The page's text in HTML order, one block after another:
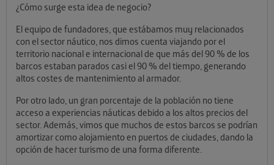
¿Cómo surge esta idea de negocio?
El equipo de fundadores, que estábamos muy relacionados
con el sector náutico, nos dimos cuenta viajando por el
territorio nacional e internacional de que más del 90 % de los
barcos estaban parados casi el 90 % del tiempo, generando
altos costes de mantenimiento al armador.
Por otro lado, un gran porcentaje de la población no tiene
acceso a experiencias náuticas debido a los altos precios del
sector. Además, vimos que muchos de estos barcos se podrían
amortizar como alojamiento en puertos de ciudades, dando la
opción de hacer turismo de una forma diferente.